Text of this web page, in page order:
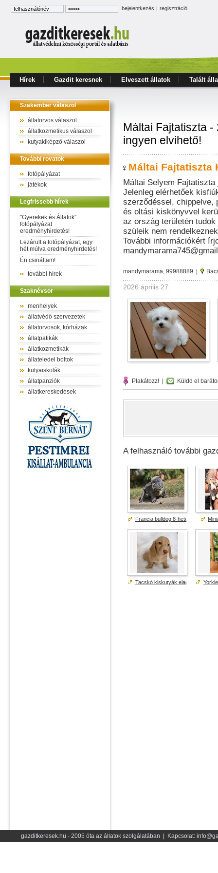
bejelentkezés | regisztráció
Hírek Gazdit keresnek Elveszett állatok Talált
Szakember válaszol
állatorvos válaszol
állatkozmetikus válaszol
kutyakiképző válaszol
További rovatok
fotópályázat
játékok
Legfrissebb hírek
"Gyerekek és Állatok"
fotópályázat
eredményhirdetés!
Lezárult a fotópályázat, egy
hét múlva eredményhirdetés!
Én csináltam!
további hírek
Szaknévsor
menhelyek
állatvédő szervezetek
állatorvosok, kórházak
állatpatikák
állatkozmetikák
állateledel boltok
kutyaiskolák
állatpanziók
állatkereskedések
Máltai Fajtatiszta
ingyen elvihető!
Máltai Fajtatiszta
Máltai Selyem
Jelenleg elérhetőek
szerződéssel, chippelve,
és oltási kiskönyvvel
az ország területén
szüleik nem
További információkért
mandymarama, 99988889 |
2026 április 27.
Plakátozz! Küldd el
A felhasználó további
Francia bulldog 8-hetes kék színű
Tacskó kiskutyák eladók
gazditkeresek.hu - 2005 óta az állatok szolgálatában | Kapcsolat: